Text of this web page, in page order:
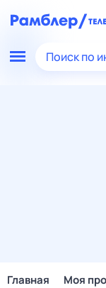
Поиск по
Главная Моя